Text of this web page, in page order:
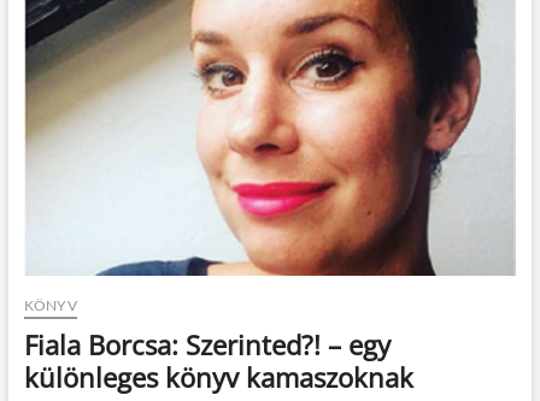
A
Manó
Könyvek
megoldják!
KÖNYV
Fiala Borcsa: Szerinted?! – egy
különleges könyv kamaszoknak